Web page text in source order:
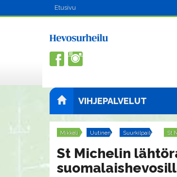
Etusivu
VIHJEPALVELUT
Mikkeli Uutinen Suurkilpailut St
St Michelin